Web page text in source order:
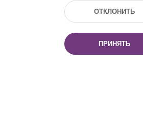
Тел.: (+375 17) 368 37 37,
Эл. почта: inbox@nlb.by
ОТКЛОНИТЬ
ПРИНЯТЬ